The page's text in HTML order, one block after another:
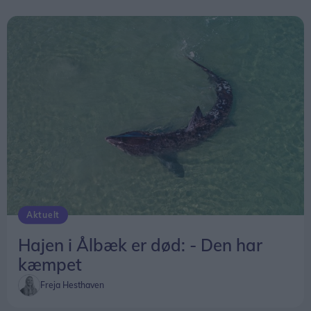
Aktuelt
Hajen i Ålbæk er død: - Den har
kæmpet
Freja Hesthaven